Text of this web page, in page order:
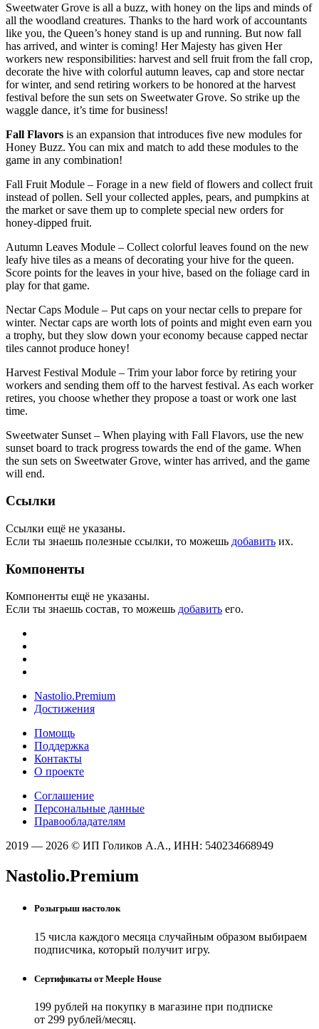
Sweetwater Grove is all a buzz, with honey on the lips and minds of
all the woodland creatures. Thanks to the hard work of accountants
like you, the Queen’s honey stand is up and running. But now fall
has arrived, and winter is coming! Her Majesty has given Her
workers new responsibilities: harvest and sell fruit from the fall crop,
decorate the hive with colorful autumn leaves, cap and store nectar
for winter, and send retiring workers to be honored at the harvest
festival before the sun sets on Sweetwater Grove. So strike up the
waggle dance, it’s time for business!
Fall Flavors is an expansion that introduces five new modules for
Honey Buzz. You can mix and match to add these modules to the
game in any combination!
Fall Fruit Module – Forage in a new field of flowers and collect fruit
instead of pollen. Sell your collected apples, pears, and pumpkins at
the market or save them up to complete special new orders for
honey-dipped fruit.
Autumn Leaves Module – Collect colorful leaves found on the new
leafy hive tiles as a means of decorating your hive for the queen.
Score points for the leaves in your hive, based on the foliage card in
play for that game.
Nectar Caps Module – Put caps on your nectar cells to prepare for
winter. Nectar caps are worth lots of points and might even earn you
a trophy, but they slow down your economy because capped nectar
tiles cannot produce honey!
Harvest Festival Module – Trim your labor force by retiring your
workers and sending them off to the harvest festival. As each worker
retires, you choose whether they propose a toast or work one last
time.
Sweetwater Sunset – When playing with Fall Flavors, use the new
sunset board to track progress towards the end of the game. When
the sun sets on Sweetwater Grove, winter has arrived, and the game
will end.
Ссылки
Ссылки ещё не указаны.
Если ты знаешь полезные ссылки, то можешь добавить их.
Компоненты
Компоненты ещё не указаны.
Если ты знаешь состав, то можешь добавить его.
Nastolio.Premium
Достижения
Помощь
Поддержка
Контакты
О проекте
Соглашение
Персональные данные
Правообладателям
2019 — 2026 © ИП Голиков А.А., ИНН: 540234668949
Nastolio.Premium
Розыгрыш настолок
15 числа каждого месяца случайным образом выбираем
подписчика, который получит игру.
Сертификаты от Meeple House
199 рублей на покупку в магазине при подписке
от 299 рублей/месяц.